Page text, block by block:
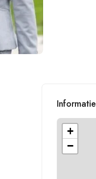
Informatie
+
−